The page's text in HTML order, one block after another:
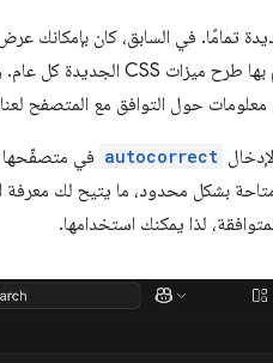
autocorrect
بشكل محدود، ما يتيح لك معرفة
لذا يمكنك استخدامها.